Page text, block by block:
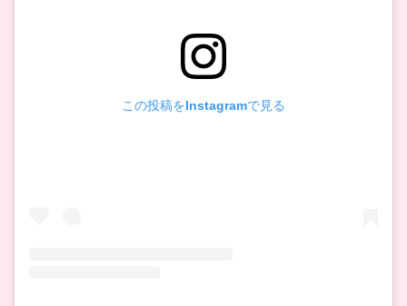
この投稿をInstagramで見る